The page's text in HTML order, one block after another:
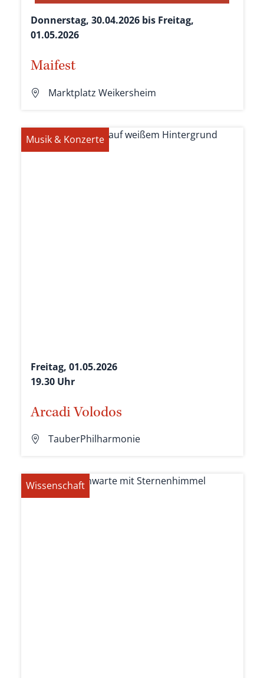
Donnerstag, 30.04.2026 bis Freitag,
01.05.2026
Maifest
Marktplatz Weikersheim
Musik & Konzerte
Freitag, 01.05.2026
19.30 Uhr
Arcadi Volodos
TauberPhilharmonie
Wissenschaft